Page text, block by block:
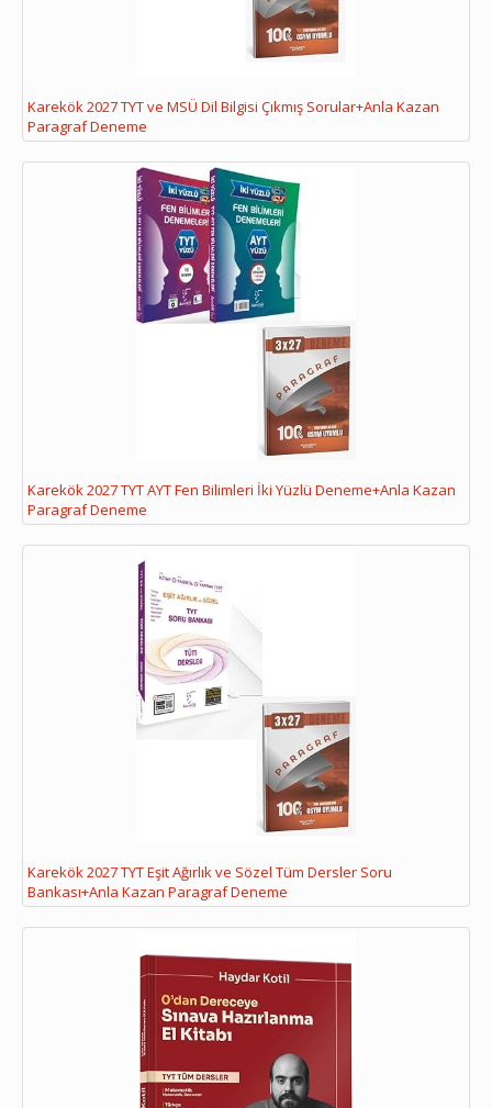
Karekök 2027 TYT ve MSÜ Dil Bilgisi Çıkmış Sorular+Anla Kazan
Paragraf Deneme
Karekök 2027 TYT AYT Fen Bilimleri İki Yüzlü Deneme+Anla Kazan
Paragraf Deneme
Karekök 2027 TYT Eşit Ağırlık ve Sözel Tüm Dersler Soru
Bankası+Anla Kazan Paragraf Deneme